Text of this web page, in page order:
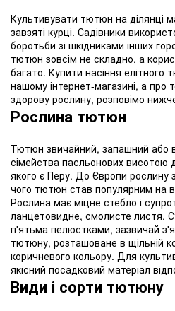
Культивувати тютюн на ділянці
завзяті курці. Садівники
боротьби зі шкідниками інших
тютюн зовсім не складно, а
багато. Купити насіння елітного
нашому інтернет-магазині, а про
здорову рослину, розповімо
Рослина тютюн
Тютюн звичайний, запашний або
сімейства пасльонових висотою
якого є Перу. До Європи рослину
чого тютюн став популярним на
Рослина має міцне стебло і
ланцетовидне, смолисте листя.
п'ятьма пелюстками, зазвичай
тютюну, розташоване в щільній
коричневого кольору. Для
якісний посадковий матеріал
Види і сорти тютюну